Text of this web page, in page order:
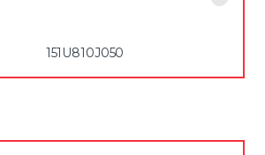
estojo plástico
151U810J050